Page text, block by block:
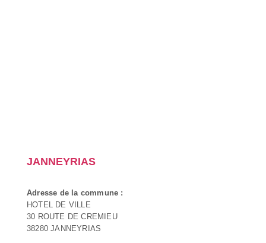
JANNEYRIAS
Adresse de la commune :
HOTEL DE VILLE
30 ROUTE DE CREMIEU
38280 JANNEYRIAS